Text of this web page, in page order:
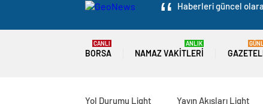
Haberleri güncel
BORSA
CANLI
NAMAZ VAKITLERI
ANLIK
Yol Durumu Light Yayın Akışları Light